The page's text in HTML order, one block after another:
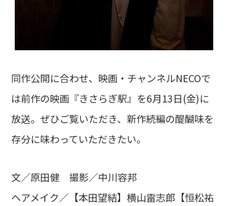
同作公開に合わせ、映画・チャンネルNECOで
は前作の映画『きさらぎ駅』を6月13日(金)に
放送。ぜひご覧いただき、新作続編の醍醐味を
存分に味わっていただきたい。
文／原田健 撮影／中川容邦
ヘアメイク／【本田望結】横山雷志郎【恒松祐